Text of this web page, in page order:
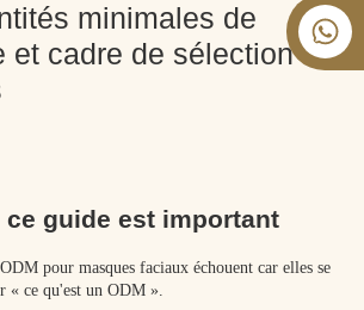
+86 13826059902
minimales de
et cadre de sélection
ce guide est important
pour masques faciaux échouent car elles se
« ce qu'est un ODM ».